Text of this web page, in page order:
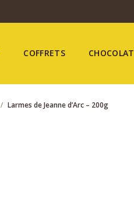
COFFRETS CHOCOLAT
/ Larmes de Jeanne d’Arc – 200g